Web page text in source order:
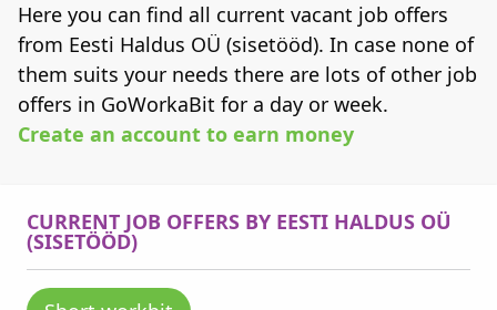
Here you can find all current vacant job offers
from Eesti Haldus OÜ (sisetööd). In case none of
them suits your needs there are lots of other job
offers in GoWorkaBit for a day or week.
Create an account to earn money
CURRENT JOB OFFERS BY EESTI HALDUS OÜ
(SISETÖÖD)